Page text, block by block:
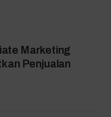
Marketing
Penjualan